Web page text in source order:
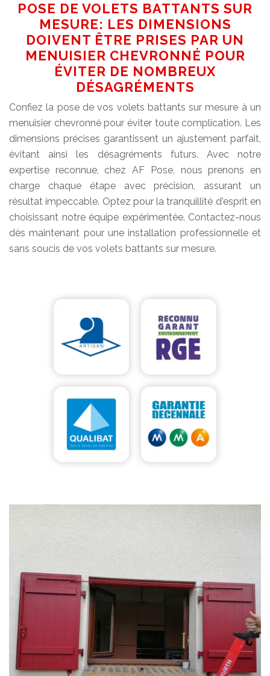
POSE DE VOLETS BATTANTS SUR
MESURE: LES DIMENSIONS
DOIVENT ÊTRE PRISES PAR UN
MENUISIER CHEVRONNÉ POUR
ÉVITER DE NOMBREUX
DÉSAGRÉMENTS
Confiez la pose de vos volets battants sur mesure à un
menuisier chevronné pour éviter toute complication. Les
dimensions précises garantissent un ajustement parfait,
évitant ainsi les désagréments futurs. Avec notre
expertise reconnue, chez AF Pose, nous prenons en
charge chaque étape avec précision, assurant un
résultat impeccable. Optez pour la tranquillité d'esprit en
choisissant notre équipe expérimentée. Contactez-nous
dès maintenant pour une installation professionnelle et
sans soucis de vos volets battants sur mesure.